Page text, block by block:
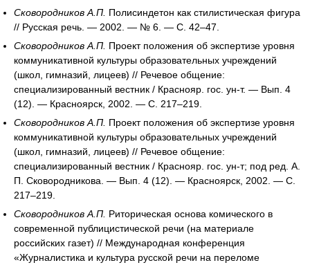
Сковородников А.П. Полисиндетон как стилистическая фигура
// Русская речь. — 2002. — № 6. — С. 42–47.
Сковородников А.П. Проект положения об экспертизе уровня
коммуникативной культуры образовательных учреждений
(школ, гимназий, лицеев) // Речевое общение:
специализированный вестник / Краснояр. гос. ун-т. — Вып. 4
(12). — Красноярск, 2002. — С. 217–219.
Сковородников А.П. Проект положения об экспертизе уровня
коммуникативной культуры образовательных учреждений
(школ, гимназий, лицеев) // Речевое общение:
специализированный вестник / Краснояр. гос. ун-т; под ред. А.
П. Сковородникова. — Вып. 4 (12). — Красноярск, 2002. — С.
217–219.
Сковородников А.П. Риторическая основа комического в
современной публицистической речи (на материале
российских газет) // Международная конференция
«Журналистика и культура русской речи на переломе